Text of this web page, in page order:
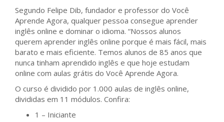
Segundo Felipe Dib, fundador e professor do Você
Aprende Agora, qualquer pessoa consegue aprender
inglês online e dominar o idioma. “Nossos alunos
querem aprender inglês online porque é mais fácil, mais
barato e mais eficiente. Temos alunos de 85 anos que
nunca tinham aprendido inglês e que hoje estudam
online com aulas grátis do Você Aprende Agora.
O curso é dividido por 1.000 aulas de inglês online,
divididas em 11 módulos. Confira:
1 – Iniciante